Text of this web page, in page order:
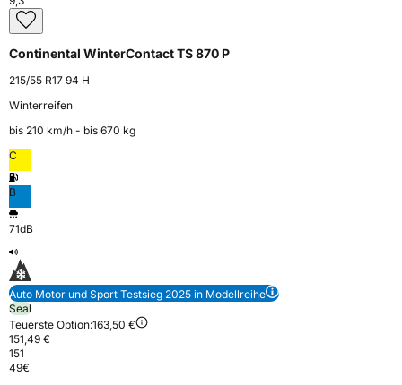
Continental WinterContact TS 870 P
215/55 R17 94 H
Winterreifen
bis 210 km⁠/⁠h - bis 670 kg
C
B
71dB
Auto Motor und Sport Testsieg 2025 in Modellreihe
Seal
Teuerste Option:163,50 €
151,49 €
151
49€